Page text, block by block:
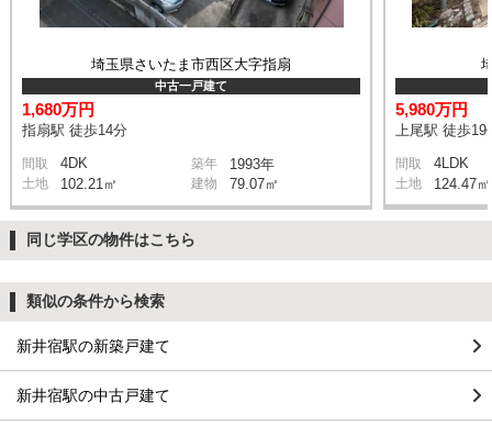
埼玉県さいたま市西区大字指扇
中古一戸建て
1,680万円
指扇駅 徒歩14分
間取 4DK 築年 1993年
土地 102.21㎡ 建物 79.07㎡
5,980万円
上尾駅 徒歩19
間取 4LDK
土地 124.47㎡
同じ学区の物件はこちら
類似の条件から検索
新井宿駅の新築戸建て
新井宿駅の中古戸建て